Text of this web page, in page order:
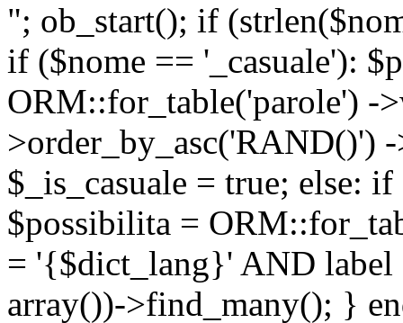
"; ob_start(); if
if ($nome == '_casuale'):
ORM::for_table('parole') -
>order_by_asc('RAND()')
$_is_casuale = true; else:
$possibilita =
= '{$dict_lang}' AND
array())->find_many(); }